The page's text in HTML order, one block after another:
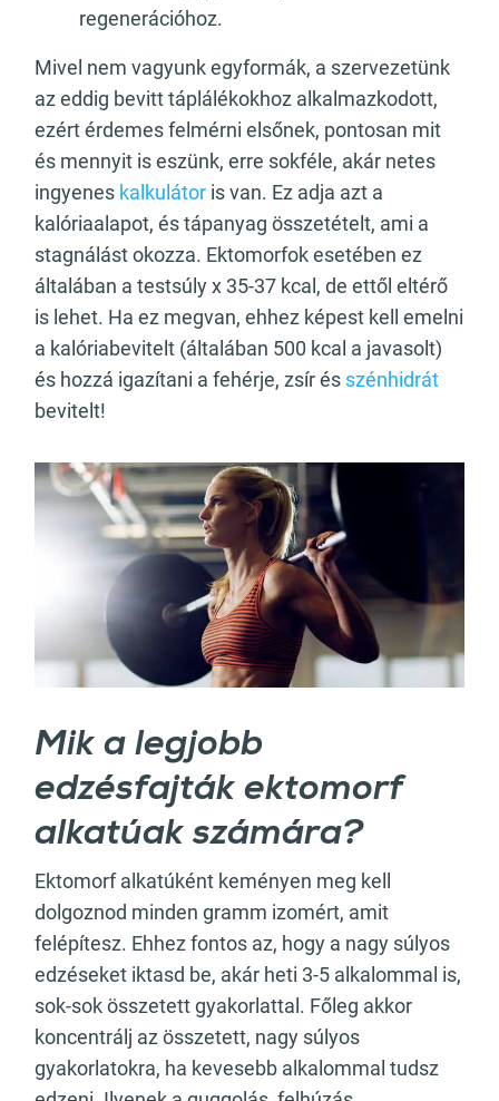
regenerációhoz.
Mivel nem vagyunk egyformák, a szervezetünk
az eddig bevitt táplálékokhoz alkalmazkodott,
ezért érdemes felmérni elsőnek, pontosan mit
és mennyit is eszünk, erre sokféle, akár netes
ingyenes kalkulátor is van. Ez adja azt a
kalóriaalapot, és tápanyag összetételt, ami a
stagnálást okozza. Ektomorfok esetében ez
általában a testsúly x 35-37 kcal, de ettől eltérő
is lehet. Ha ez megvan, ehhez képest kell emelni
a kalóriabevitelt (általában 500 kcal a javasolt)
és hozzá igazítani a fehérje, zsír és szénhidrát
bevitelt!
Mik a legjobb
edzésfajták ektomorf
alkatúak számára?
Ektomorf alkatúként keményen meg kell
dolgoznod minden gramm izomért, amit
felépítesz. Ehhez fontos az, hogy a nagy súlyos
edzéseket iktasd be, akár heti 3-5 alkalommal is,
sok-sok összetett gyakorlattal. Főleg akkor
koncentrálj az összetett, nagy súlyos
gyakorlatokra, ha kevesebb alkalommal tudsz